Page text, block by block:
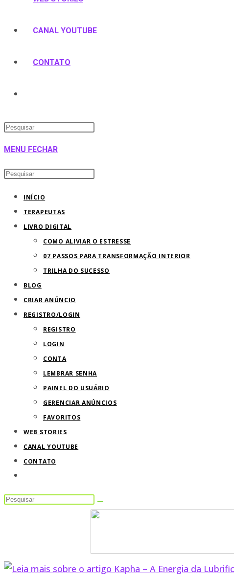
CANAL YOUTUBE
CONTATO
MENU FECHAR
INÍCIO
TERAPEUTAS
LIVRO DIGITAL
COMO ALIVIAR O ESTRESSE
07 PASSOS PARA TRANSFORMAÇÃO INTERIOR
TRILHA DO SUCESSO
BLOG
CRIAR ANÚNCIO
REGISTRO/LOGIN
REGISTRO
LOGIN
CONTA
LEMBRAR SENHA
PAINEL DO USUÁRIO
GERENCIAR ANÚNCIOS
FAVORITOS
WEB STORIES
CANAL YOUTUBE
CONTATO